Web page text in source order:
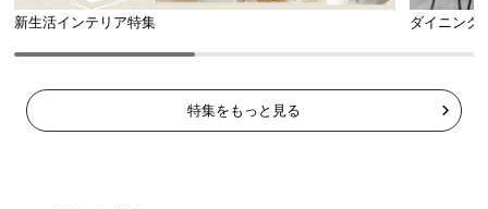
新生活インテリア特集 ダイニング
特集をもっと見る